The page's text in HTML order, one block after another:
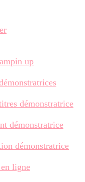
up
démonstratrice
démonstratrice
démonstratrice
ligne